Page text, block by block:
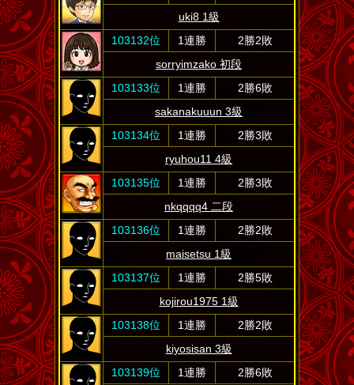
uki8 1級
103132位
1連勝
2勝2敗
sorryimzako 初段
103133位
1連勝
2勝6敗
sakanakuuun 3級
103134位
1連勝
2勝3敗
ryuhou11 4級
103135位
1連勝
2勝3敗
nkqqqq4 二段
103136位
1連勝
2勝2敗
maisetsu 1級
103137位
1連勝
2勝5敗
kojirou1975 1級
103138位
1連勝
2勝2敗
kiyosisan 3級
103139位
1連勝
2勝6敗